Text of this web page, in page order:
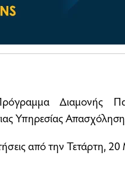
Διαμονής
Υπηρεσίας
από την Τετάρτη,